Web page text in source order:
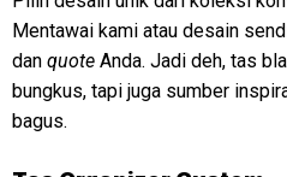
Mentawai kami atau desain
dan quote Anda. Jadi deh, tas
bungkus, tapi juga sumber
bagus.